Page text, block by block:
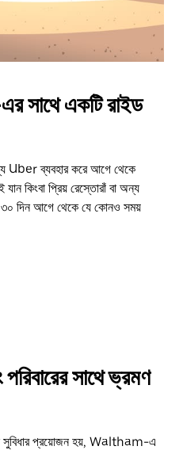
একটি রাইড
ব্যবহার করে আগে থেকে
কিংবা প্রিয় রেস্তোরাঁ বা অন্য
৩০ দিন আগে থেকে যে কোনও সময়
সাথে ভ্রমণ
সুবিধার প্রয়োজন হয়, Waltham-এ